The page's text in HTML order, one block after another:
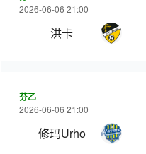
2026-06-06 21:00
洪卡
芬乙
2026-06-06 21:00
修玛Urho